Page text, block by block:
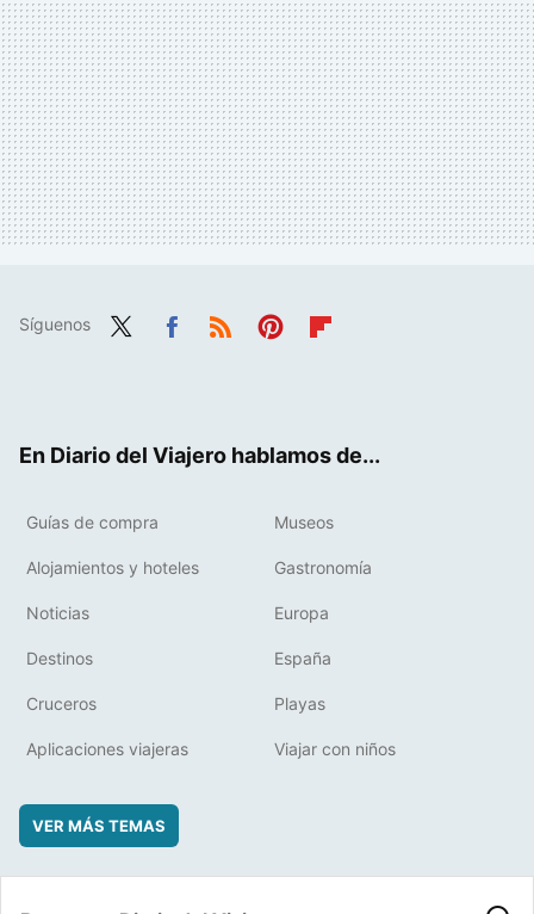
Síguenos
En Diario del Viajero hablamos de...
Guías de compra Museos
Alojamientos y hoteles Gastronomía
Noticias Europa
Destinos España
Cruceros Playas
Aplicaciones viajeras Viajar con niños
VER MÁS TEMAS